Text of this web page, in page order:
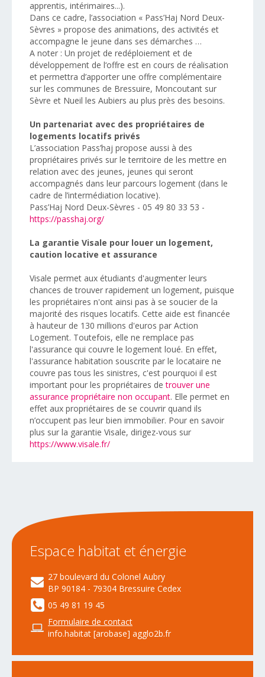
apprentis, intérimaires...).
Dans ce cadre, l’association « Pass’Haj Nord Deux-
Sèvres » propose des animations, des activités et
accompagne le jeune dans ses démarches …
A noter : Un projet de redéploiement et de
développement de l‘offre est en cours de réalisation
et permettra d’apporter une offre complémentaire
sur les communes de Bressuire, Moncoutant sur
Sèvre et Nueil les Aubiers au plus près des besoins.
Un partenariat avec des propriétaires de
logements locatifs privés
L’association Pass’haj propose aussi à des
propriétaires privés sur le territoire de les mettre en
relation avec des jeunes, jeunes qui seront
accompagnés dans leur parcours logement (dans le
cadre de l’intermédiation locative).
Pass’Haj Nord Deux-Sèvres - 05 49 80 33 53 -
https://passhaj.org/
La garantie Visale pour louer un logement,
caution locative et assurance
Visale permet aux étudiants d'augmenter leurs
chances de trouver rapidement un logement, puisque
les propriétaires n'ont ainsi pas à se soucier de la
majorité des risques locatifs. Cette aide est financée
à hauteur de 130 millions d'euros par Action
Logement. Toutefois, elle ne remplace pas
l'assurance qui couvre le logement loué. En effet,
l'assurance habitation souscrite par le locataire ne
couvre pas tous les sinistres, c'est pourquoi il est
important pour les propriétaires detrouver une
assurance propriétaire non occupant. Elle permet en
effet aux propriétaires de se couvrir quand ils
n’occupent pas leur bien immobilier. Pour en savoir
plus sur la garantie Visale, dirigez-vous sur
https://www.visale.fr/
Espace habitat et énergie
27 boulevard du Colonel Aubry
BP 90184 - 79304 Bressuire Cedex
05 49 81 19 45
Formulaire de contact
info.habitat [arobase] agglo2b.fr